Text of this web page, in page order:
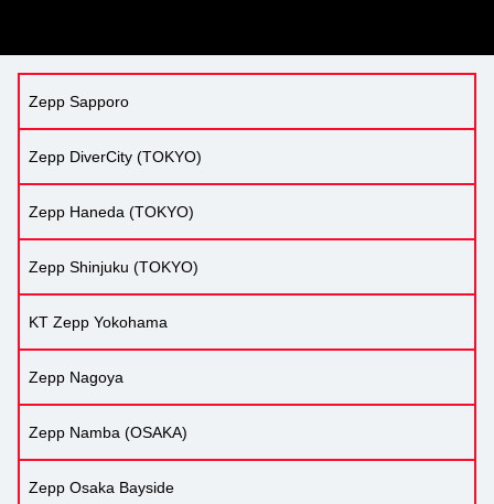
Zepp Sapporo
Zepp DiverCity (TOKYO)
Zepp Haneda (TOKYO)
Zepp Shinjuku (TOKYO)
KT Zepp Yokohama
Zepp Nagoya
Zepp Namba (OSAKA)
Zepp Osaka Bayside